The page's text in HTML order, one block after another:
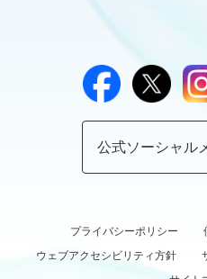
公式ソーシャル
プライバシーポリシー
ウェブアクセシビリティ方針